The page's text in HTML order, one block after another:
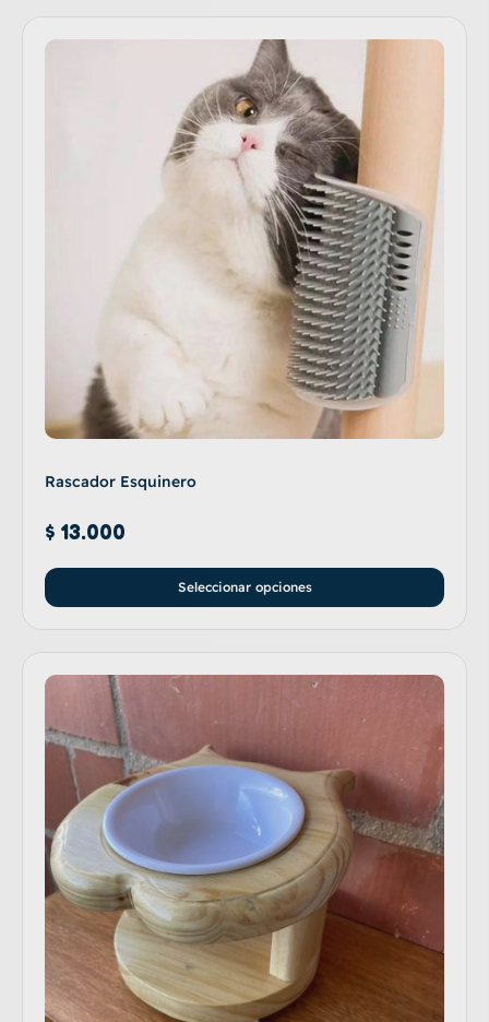
Rascador Esquinero
$ 13.000
Seleccionar opciones